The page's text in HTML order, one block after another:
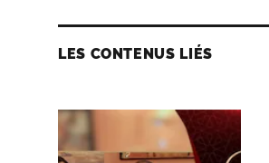
LES CONTENUS LIÉS